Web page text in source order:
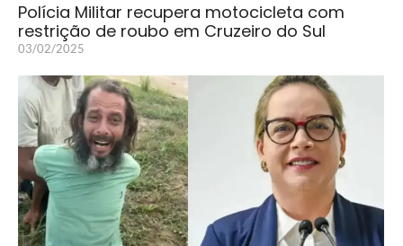
Polícia Militar recupera motocicleta com
restrição de roubo em Cruzeiro do Sul
03/02/2025